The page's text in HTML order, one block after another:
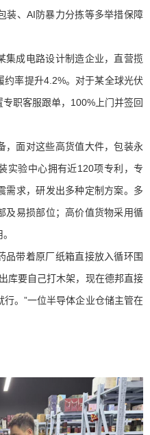
装、AI防暴力分拣等多举措保障
集成电路设计制造企业，直营揽
约率提升4.2%。对于某全球光伏
职客服跟单，100%上门并签回
，面对这些高货值大件，包装永
实验中心拥有近120项专利，专
需求，研发出多种定制方案。多
及易损部位；高价值货物采用循
品带着原厂纸箱直接放入循环围
库要自己打木架，现在德邦直接
。”一位半导体企业仓储主管在